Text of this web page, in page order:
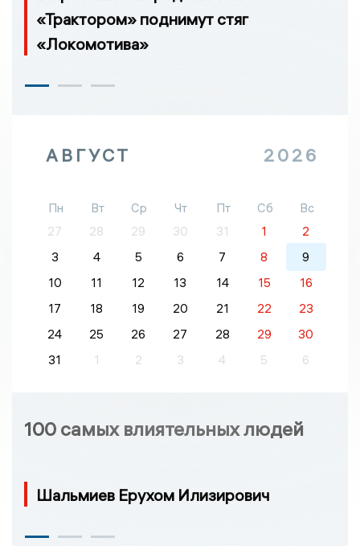
«Трактором» поднимут стяг
«Локомотива»
АВГУСТ 2026
Пн Вт Ср Чт Пт Сб
Вс
27
28 29 30 31 1
2
3
4 5 6 7 8
9
10
11 12 13 14 15
16
17
18 19 20 21 22
23
24
25 26 27 28 29
30
31
1 2 3 4 5 6
100 самых влиятельных людей
Шальмиев Ерухом Илизирович